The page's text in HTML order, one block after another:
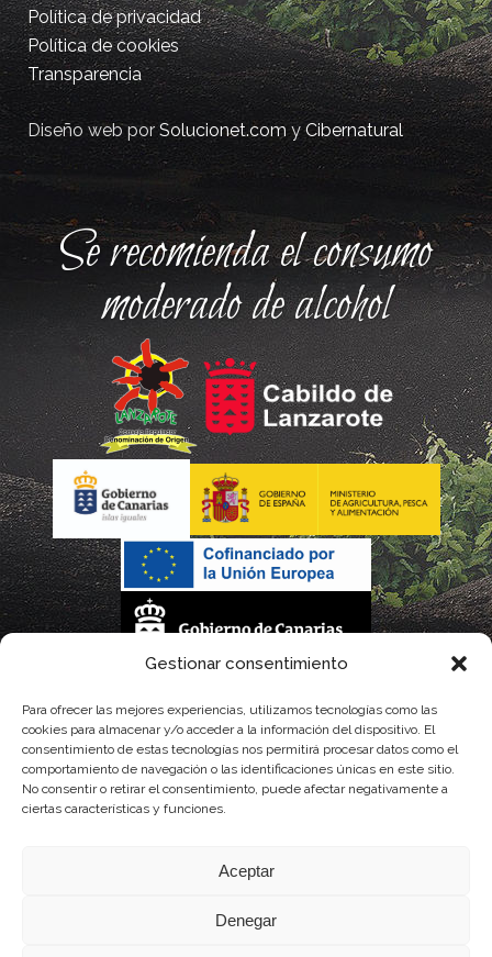
Gestionar consentimiento
Para ofrecer las mejores experiencias, utilizamos tecnologías como las
cookies para almacenar y/o acceder a la información del dispositivo. El
consentimiento de estas tecnologías nos permitirá procesar datos como el
comportamiento de navegación o las identificaciones únicas en este sitio.
No consentir o retirar el consentimiento, puede afectar negativamente a
ciertas características y funciones.
Aceptar
Denegar
Política de privacidad
Política de cookies
Transparencia
Diseño web porSolucionet.comyCibernatural
Se recomienda el consumo
moderado de alcohol
parcialmente, por el Gobierno de Canarias
con fondos provenientes del presupuesto de gastos del Instituto Canario de
Calidad Agroalimentaria